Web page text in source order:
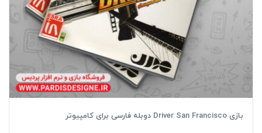
بازی Driver San Francisco دوبله فارسی برای کامپیوتر